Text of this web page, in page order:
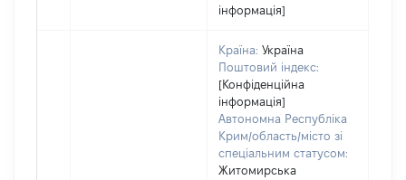
інформація]
Країна: Україна
Поштовий індекс:
[Конфіденційна
інформація]
Автономна Республіка
Крим/область/місто зі
спеціальним статусом:
Житомирська